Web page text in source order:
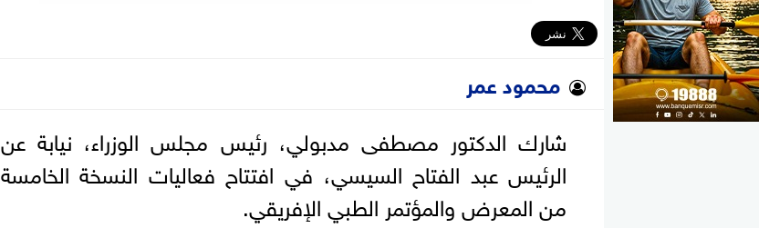
محمود عمر
شارك الدكتور مصطفى مدبولي، رئيس مجلس الوزراء، نيابة عن
الرئيس عبد الفتاح السيسي، في افتتاح فعاليات النسخة الخامسة
من المعرض والمؤتمر الطبي الإفريقي.